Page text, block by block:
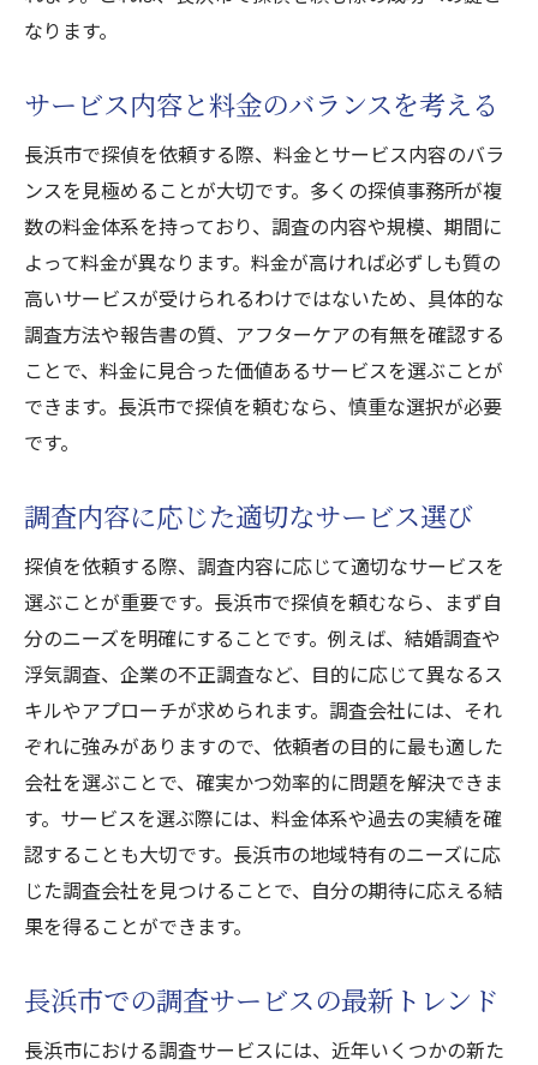
なります。
サービス内容と料金のバランスを考える
長浜市で探偵を依頼する際、料金とサービス内容のバラ
ンスを見極めることが大切です。多くの探偵事務所が複
数の料金体系を持っており、調査の内容や規模、期間に
よって料金が異なります。料金が高ければ必ずしも質の
高いサービスが受けられるわけではないため、具体的な
調査方法や報告書の質、アフターケアの有無を確認する
ことで、料金に見合った価値あるサービスを選ぶことが
できます。長浜市で探偵を頼むなら、慎重な選択が必要
です。
調査内容に応じた適切なサービス選び
探偵を依頼する際、調査内容に応じて適切なサービスを
選ぶことが重要です。長浜市で探偵を頼むなら、まず自
分のニーズを明確にすることです。例えば、結婚調査や
浮気調査、企業の不正調査など、目的に応じて異なるス
キルやアプローチが求められます。調査会社には、それ
ぞれに強みがありますので、依頼者の目的に最も適した
会社を選ぶことで、確実かつ効率的に問題を解決できま
す。サービスを選ぶ際には、料金体系や過去の実績を確
認することも大切です。長浜市の地域特有のニーズに応
じた調査会社を見つけることで、自分の期待に応える結
果を得ることができます。
長浜市での調査サービスの最新トレンド
長浜市における調査サービスには、近年いくつかの新た